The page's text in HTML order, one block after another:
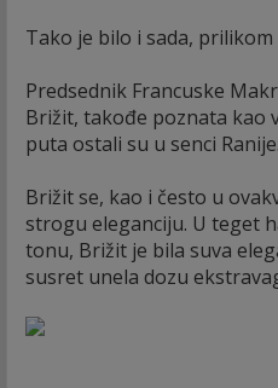
Tako je bilo i sada,
Predsednik Francuske
Brižit, takođe poznata kao
puta ostali su u senci Ranije.
Brižit se, kao i često u
strogu eleganciju. U teget
tonu, Brižit je bila suva
susret unela dozu